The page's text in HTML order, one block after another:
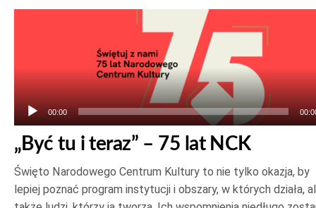
00:00
„Być tu i teraz” – 75 lat NCK
Święto Narodowego Centrum Kultury to nie tylko okazja, by
lepiej poznać program instytucji i obszary, w których działa,